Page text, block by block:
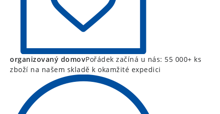
organizovaný domovPořádek začíná u nás: 55 000+ ks
zboží na našem skladě k okamžité expedici